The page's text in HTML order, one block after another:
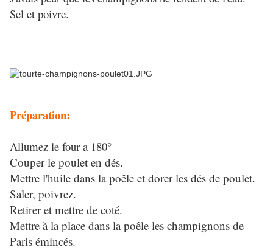
Sel et poivre.
Préparation:
Allumez le four a 180°
Couper le poulet en dés.
Mettre l'huile dans la poêle et dorer les dés de poulet.
Saler, poivrez.
Retirer et mettre de coté.
Mettre à la place dans la poêle les champignons de
Paris émincés.